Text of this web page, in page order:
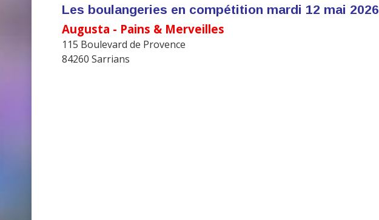
Les boulangeries en compétition mardi 12 mai 2026
Augusta - Pains & Merveilles
115 Boulevard de Provence
84260 Sarrians